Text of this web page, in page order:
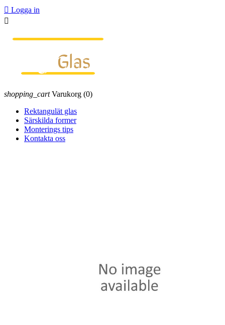
 Logga in

shopping_cart Varukorg (0)
Rektangulät glas
Särskilda former
Monterings tips
Kontakta oss